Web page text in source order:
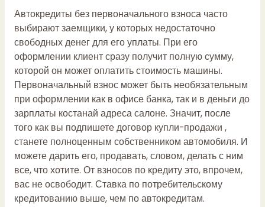
Автокредиты без первоначального взноса часто
выбирают заемщики, у которых недостаточно
свободных денег для его уплаты. При его
оформлении клиент сразу получит полную сумму,
которой он может оплатить стоимость машины.
Первоначальный взнос может быть необязательным
при оформлении как в офисе банка, так и в деньги до
зарплаты костанай адресасалоне. Значит, после
того как вы подпишете договор купли-продажи ,
станете полноценным собственником автомобиля. И
можете дарить его, продавать, словом, делать с ним
все, что хотите. От взносов по кредиту это, впрочем,
вас не освободит. Ставка по потребительскому
кредитованию выше, чем по автокредитам.